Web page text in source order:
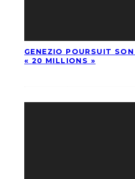
GENEZIO POURSUIT
« 20 MILLIONS »